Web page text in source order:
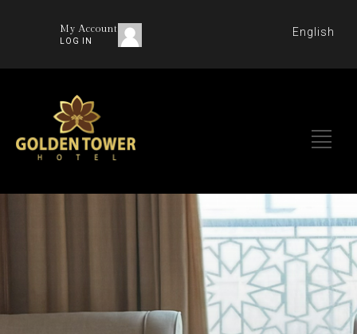
English
My Account
LOG IN